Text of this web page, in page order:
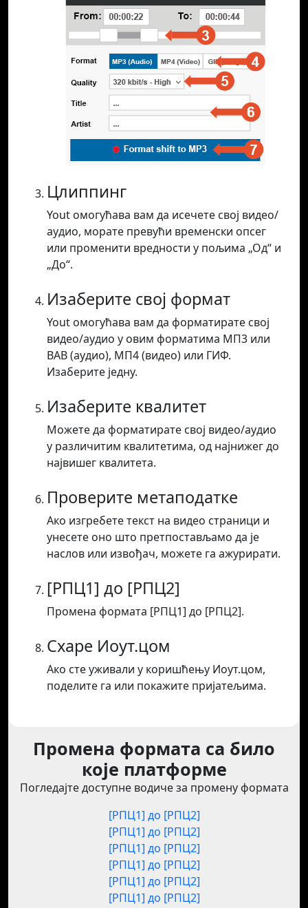
Цлиппинг
Yout омогућава вам да исечете свој видео/
аудио, морате превући временски опсег
или променити вредности у пољима „Од“ и
„До“.
Изаберите свој формат
Yout омогућава вам да форматирате свој
видео/аудио у овим форматима МП3 или
ВАВ (аудио), МП4 (видео) или ГИФ.
Изаберите једну.
Изаберите квалитет
Можете да форматирате свој видео/аудио
у различитим квалитетима, од најнижег до
највишег квалитета.
Проверите метаподатке
Ако изгребете текст на видео страници и
унесете оно што претпостављамо да је
наслов или извођач, можете га ажурирати.
[РПЦ1] до [РПЦ2]
Промена формата [РПЦ1] до [РПЦ2].
Схаре Иоут.цом
Ако сте уживали у коришћењу Иоут.цом,
поделите га или покажите пријатељима.
Промена формата са било
које платформе
Погледајте доступне водиче за промену формата
[РПЦ1] до [РПЦ2]
[РПЦ1] до [РПЦ2]
[РПЦ1] до [РПЦ2]
[РПЦ1] до [РПЦ2]
[РПЦ1] до [РПЦ2]
[РПЦ1] до [РПЦ2]